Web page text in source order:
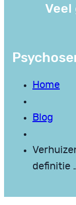
Home
Blog
definitie